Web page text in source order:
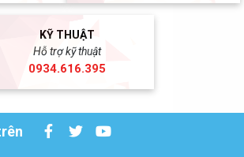
KỸ THUẬT
Hỗ trợ kỹ thuật
0934.616.395